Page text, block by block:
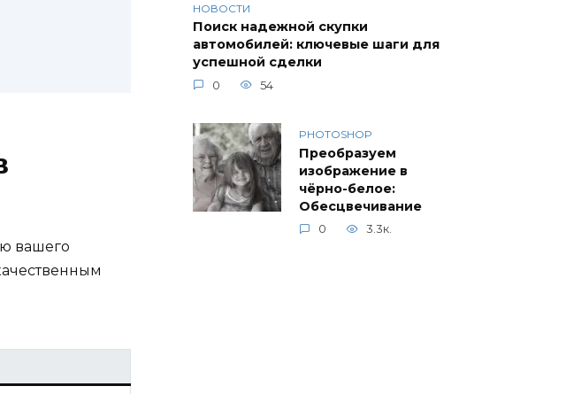
вашего
НОВОСТИ
Поиск надежной скупки
автомобилей: ключевые шаги для
успешной сделки
0 54
PHOTOSHOP
Преобразуем
изображение в
чёрно-белое:
Обесцвечивание
0 3.3к.